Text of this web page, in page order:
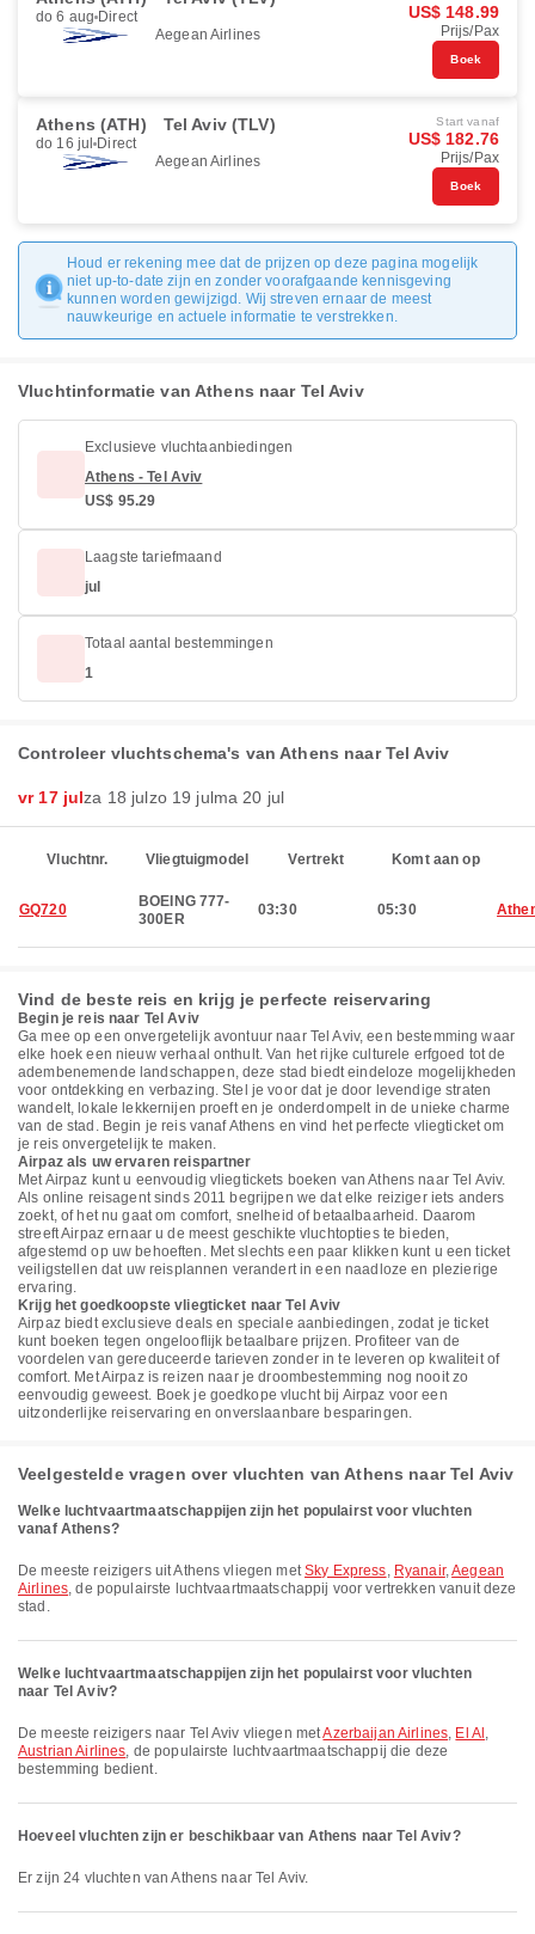
do 6 aug Direct
Aegean Airlines
US$ 148.99
Prijs/Pax
Boek
Athens (ATH) Tel Aviv (TLV)
do 16 jul Direct
Aegean Airlines
Start vanaf
US$ 182.76
Prijs/Pax
Boek
Houd er rekening mee dat de prijzen op deze pagina mogelijk
niet up-to-date zijn en zonder voorafgaande kennisgeving
kunnen worden gewijzigd. Wij streven ernaar de meest
nauwkeurige en actuele informatie te verstrekken.
Vluchtinformatie van Athens naar Tel Aviv
Exclusieve vluchtaanbiedingen
Athens - Tel Aviv
US$ 95.29
Laagste tariefmaand
jul
Totaal aantal bestemmingen
1
Controleer vluchtschema's van Athens naar Tel Aviv
vr 17 julza 18 julzo 19 julma 20 jul
Vluchtnr. Vliegtuigmodel Vertrekt Komt aan op
GQ720
BOEING 777-
300ER
03:30 05:30
Vind de beste reis en krijg je perfecte reiservaring
Begin je reis naar Tel Aviv
Ga mee op een onvergetelijk avontuur naar Tel Aviv, een bestemming waar
elke hoek een nieuw verhaal onthult. Van het rijke culturele erfgoed tot de
adembenemende landschappen, deze stad biedt eindeloze mogelijkheden
voor ontdekking en verbazing. Stel je voor dat je door levendige straten
wandelt, lokale lekkernijen proeft en je onderdompelt in de unieke charme
van de stad. Begin je reis vanaf Athens en vind het perfecte vliegticket om
je reis onvergetelijk te maken.
Airpaz als uw ervaren reispartner
Met Airpaz kunt u eenvoudig vliegtickets boeken van Athens naar Tel Aviv.
Als online reisagent sinds 2011 begrijpen we dat elke reiziger iets anders
zoekt, of het nu gaat om comfort, snelheid of betaalbaarheid. Daarom
streeft Airpaz ernaar u de meest geschikte vluchtopties te bieden,
afgestemd op uw behoeften. Met slechts een paar klikken kunt u een ticket
veiligstellen dat uw reisplannen verandert in een naadloze en plezierige
ervaring.
Krijg het goedkoopste vliegticket naar Tel Aviv
Airpaz biedt exclusieve deals en speciale aanbiedingen, zodat je ticket
kunt boeken tegen ongelooflijk betaalbare prijzen. Profiteer van de
voordelen van gereduceerde tarieven zonder in te leveren op kwaliteit of
comfort. Met Airpaz is reizen naar je droombestemming nog nooit zo
eenvoudig geweest. Boek je goedkope vlucht bij Airpaz voor een
uitzonderlijke reiservaring en onverslaanbare besparingen.
Veelgestelde vragen over vluchten van Athens naar Tel Aviv
Welke luchtvaartmaatschappijen zijn het populairst voor vluchten
vanaf Athens?
De meeste reizigers uit Athens vliegen metSky Express, Ryanair,Aegean
Airlines, de populairste luchtvaartmaatschappij voor vertrekken vanuit deze
stad.
Welke luchtvaartmaatschappijen zijn het populairst voor vluchten
naar Tel Aviv?
De meeste reizigers naar Tel Aviv vliegen metAzerbaijan Airlines, El Al ,
Austrian Airlines, de populairste luchtvaartmaatschappij die deze
bestemming bedient.
Hoeveel vluchten zijn er beschikbaar van Athens naar Tel Aviv?
Er zijn 24 vluchten van Athens naar Tel Aviv.